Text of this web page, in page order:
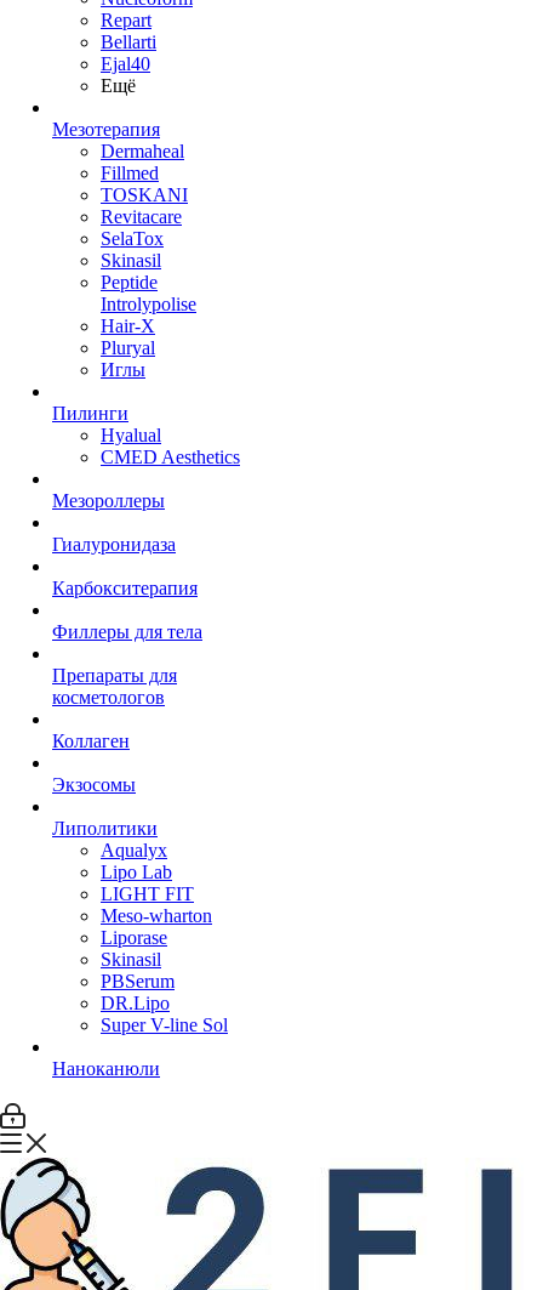
Repart
Bellarti
Ejal40
Ещё
Мезотерапия
Dermaheal
Fillmed
TOSKANI
Revitacare
SelaTox
Skinasil
Peptide
Introlypolise
Hair-X
Pluryal
Иглы
Пилинги
Hyalual
CMED Aesthetics
Мезороллеры
Гиалуронидаза
Карбокситерапия
Филлеры для тела
Препараты для
косметологов
Коллаген
Экзосомы
Липолитики
Aqualyx
Lipo Lab
LIGHT FIT
Meso-wharton
Liporase
Skinasil
PBSerum
DR.Lipo
Super V-line Sol
Наноканюли